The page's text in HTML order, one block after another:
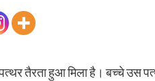
पत्थर तैरता हुआ मिला है। बच्चे उस